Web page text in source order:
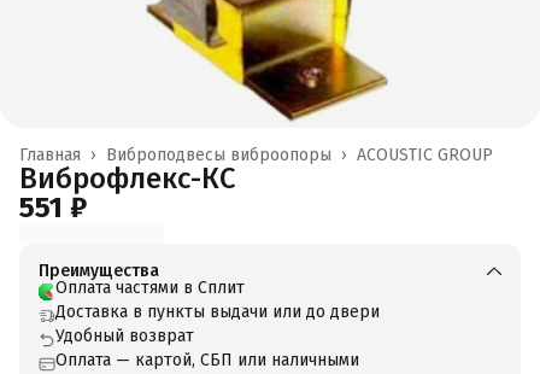
ACOUSTIC GROUP
Виброподвесы виброопоры ›
Главная ›
Виброфлекс-КС
551 ₽
Преимущества
Оплата частями в Сплит
Доставка в пункты выдачи или до двери
Удобный возврат
Оплата — картой, СБП или наличными